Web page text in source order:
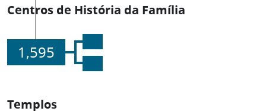
Centros de História da Família
1,595
Templos